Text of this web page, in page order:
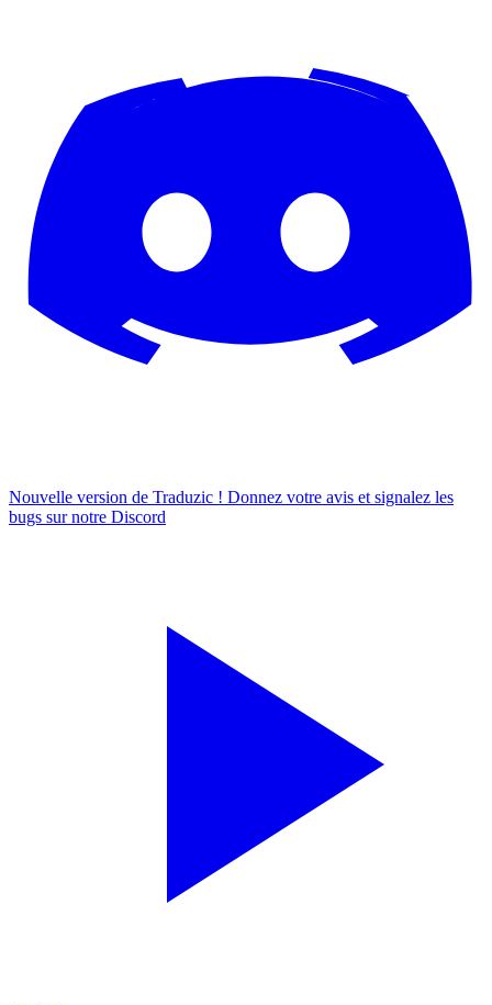
Nouvelle version de Traduzic ! Donnez votre avis et signalez les
bugs sur notre Discord